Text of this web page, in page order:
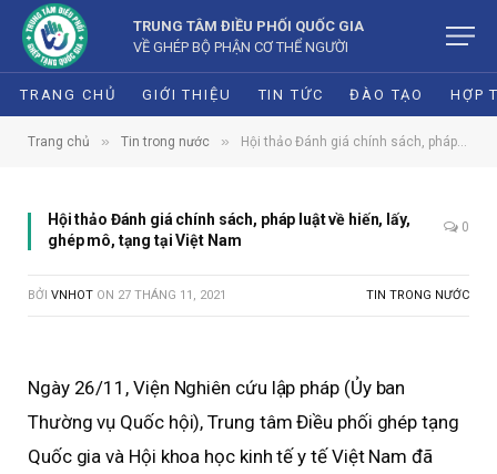
TRUNG TÂM ĐIỀU PHỐI QUỐC GIA
VỀ GHÉP BỘ PHẬN CƠ THỂ NGƯỜI
TRANG CHỦ GIỚI THIỆU TIN TỨC ĐÀO TẠO HỢP
Trang chủ » Tin trong nước » Hội thảo Đánh giá chính sách, pháp luật về hiến, lấy, ghép mô, tạng tại Việt Nam
Hội thảo Đánh giá chính sách, pháp luật về hiến, lấy,
ghép mô, tạng tại Việt Nam
0
BỞI VNHOT ON 27 THÁNG 11, 2021 TIN TRONG NƯỚC
Ngày 26/11, Viện Nghiên cứu lập pháp (Ủy ban
Thường vụ Quốc hội), Trung tâm Điều phối ghép tạng
Quốc gia và Hội khoa học kinh tế y tế Việt Nam đã